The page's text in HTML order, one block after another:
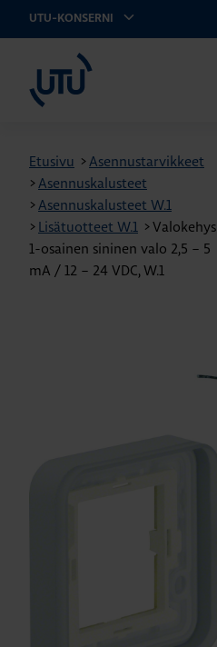
UTU-KONSERNI
Etusivu >Asennustarvikkeet
>Asennuskalusteet
>Asennuskalusteet W.1
> Lisätuotteet W.1 >Valokehys
1-osainen sininen valo 2,5 – 5
mA / 12 – 24 VDC, W.1